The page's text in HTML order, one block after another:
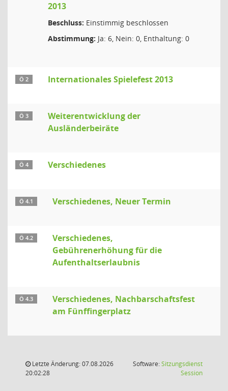
2013
Beschluss: Einstimmig beschlossen
Abstimmung: Ja: 6, Nein: 0, Enthaltung: 0
Ö 2 Internationales Spielefest 2013
Ö 3
Weiterentwicklung der
Ausländerbeiräte
Ö 4 Verschiedenes
Ö 4.1 Verschiedenes, Neuer Termin
Ö 4.2
Verschiedenes,
Gebührenerhöhung für die
Aufenthaltserlaubnis
Ö 4.3
Verschiedenes, Nachbarschaftsfest
am Fünffingerplatz
Letzte Änderung: 07.08.2026
20:02:28
Software:Sitzungsdienst
Session(Wird in